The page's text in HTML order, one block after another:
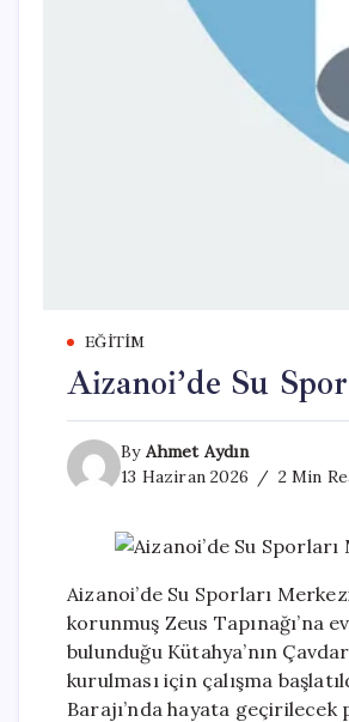
EĞITIM
Aizanoi’de Su
By Ahmet Aydın
13 Haziran 2026
2 Min
Aizanoi’de Su Sporları
korunmuş Zeus Tapınağı’na
bulunduğu Kütahya’nın
kurulması için çalışma
Barajı’nda hayata